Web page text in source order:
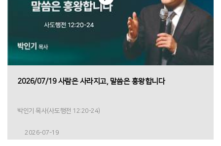
2026/07/19 사람은 사라지고, 말씀은 흥왕합니다
박인기 목사(사도행전 12:20-24)
2026-07-19